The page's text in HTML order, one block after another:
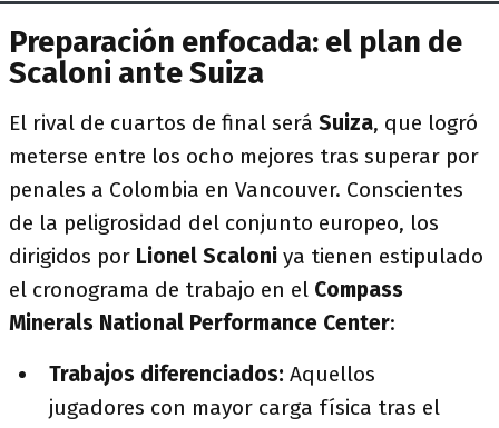
Preparación enfocada: el plan de
Scaloni ante Suiza
El rival de cuartos de final será Suiza, que logró
meterse entre los ocho mejores tras superar por
penales a Colombia en Vancouver. Conscientes
de la peligrosidad del conjunto europeo, los
dirigidos por Lionel Scaloni ya tienen estipulado
el cronograma de trabajo en el Compass
Minerals National Performance Center:
Trabajos diferenciados: Aquellos
jugadores con mayor carga física tras el